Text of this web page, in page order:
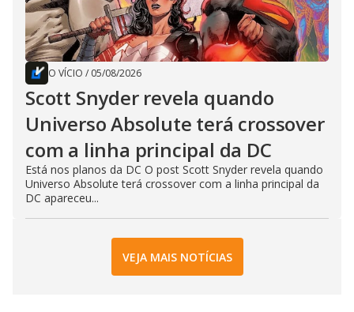
O VÍCIO / 05/08/2026
Scott Snyder revela quando
Universo Absolute terá crossover
com a linha principal da DC
Está nos planos da DC O post Scott Snyder revela quando
Universo Absolute terá crossover com a linha principal da
DC apareceu...
VEJA MAIS NOTÍCIAS